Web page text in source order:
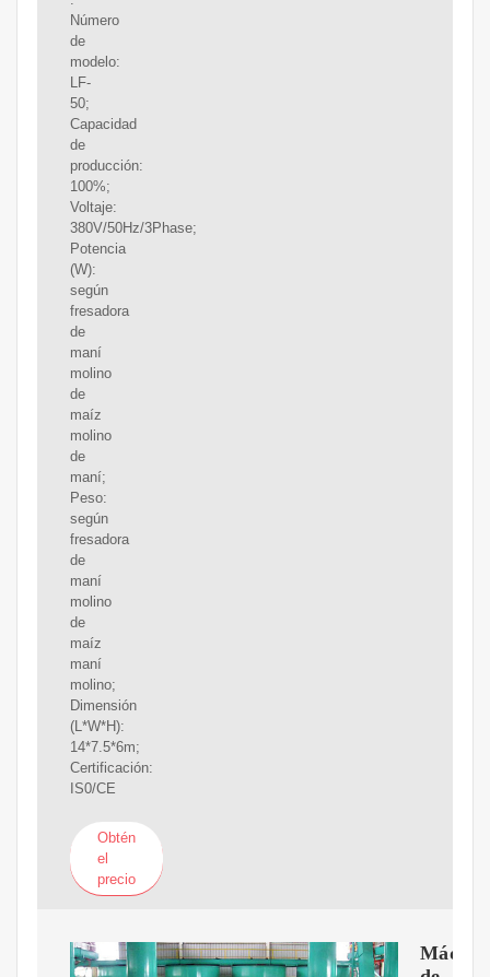
Número
de
modelo:
LF-
50;
Capacidad
de
producción:
100%;
Voltaje:
380V/50Hz/3Phase;
Potencia
(W):
según
fresadora
de
maní
molino
de
maíz
molino
de
maní;
Peso:
según
fresadora
de
maní
molino
de
maíz
maní
molino;
Dimensión
(L*W*H):
14*7.5*6m;
Certificación:
IS0/CE
Obtén
el
precio